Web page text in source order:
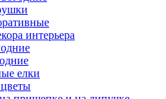
интерьера
елки